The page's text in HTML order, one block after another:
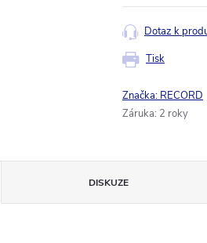
Tisk
Dotaz k
Značka: RECORD
Záruka: 2 roky
DISKUZE